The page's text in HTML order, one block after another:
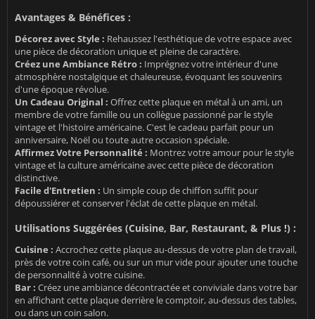
Avantages & Bénéfices :
Décorez avec Style : Rehaussez l'esthétique de votre espace avec
une pièce de décoration unique et pleine de caractère.
Créez une Ambiance Rétro : Imprégnez votre intérieur d'une
atmosphère nostalgique et chaleureuse, évoquant les souvenirs
d'une époque révolue.
Un Cadeau Original : Offrez cette plaque en métal à un ami, un
membre de votre famille ou un collègue passionné par le style
vintage et l'histoire américaine. C'est le cadeau parfait pour un
anniversaire, Noël ou toute autre occasion spéciale.
Affirmez Votre Personnalité : Montrez votre amour pour le style
vintage et la culture américaine avec cette pièce de décoration
distinctive.
Facile d'Entretien : Un simple coup de chiffon suffit pour
dépoussiérer et conserver l'éclat de cette plaque en métal.
Utilisations Suggérées (Cuisine, Bar, Restaurant, & Plus !) :
Cuisine : Accrochez cette plaque au-dessus de votre plan de travail,
près de votre coin café, ou sur un mur vide pour ajouter une touche
de personnalité à votre cuisine.
Bar : Créez une ambiance décontractée et conviviale dans votre bar
en affichant cette plaque derrière le comptoir, au-dessus des tables,
ou dans un coin salon.